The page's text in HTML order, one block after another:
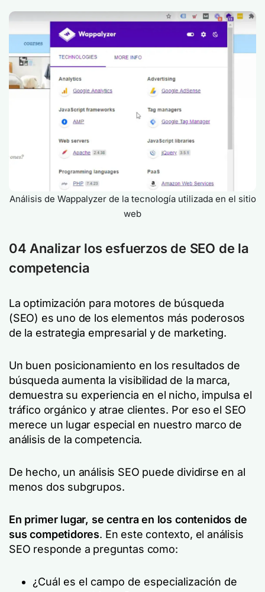
Análisis de Wappalyzer de la tecnología utilizada en el sitio
web
04 Analizar los esfuerzos de SEO de la
competencia
La optimización para motores de búsqueda
(SEO) es uno de los elementos más poderosos
de la estrategia empresarial y de marketing.
Un buen posicionamiento en los resultados de
búsqueda aumenta la visibilidad de la marca,
demuestra su experiencia en el nicho, impulsa el
tráfico orgánico y atrae clientes. Por eso el SEO
merece un lugar especial en nuestro marco de
análisis de la competencia.
De hecho, un análisis SEO puede dividirse en al
menos dos subgrupos.
En primer lugar, se centra en los contenidos de
sus competidores. En este contexto, el análisis
SEO responde a preguntas como:
¿Cuál es el campo de especialización de